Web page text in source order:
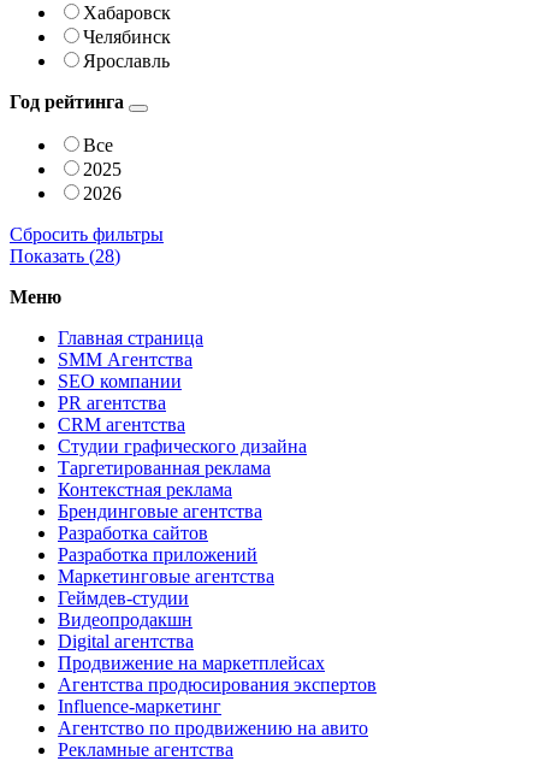
Хабаровск
Челябинск
Ярославль
Год рейтинга
Все
2025
2026
Сбросить фильтры
Показать (28)
Меню
Главная страница
SMM Агентства
SEO компании
PR агентства
CRM агентства
Студии графического дизайна
Таргетированная реклама
Контекстная реклама
Брендинговые агентства
Разработка сайтов
Разработка приложений
Маркетинговые агентства
Геймдев-студии
Видеопродакшн
Digital агентства
Продвижение на маркетплейсах
Агентства продюсирования экспертов
Influence-маркетинг
Агентство по продвижению на авито
Рекламные агентства